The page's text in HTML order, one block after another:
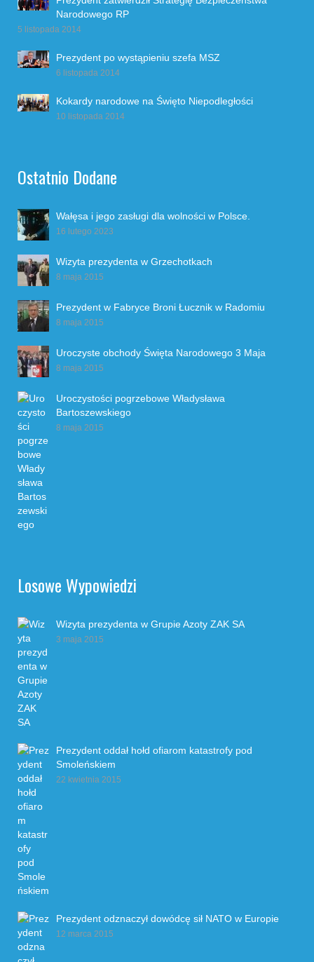
Narodowego RP
5 listopada 2014
Prezydent po wystąpieniu szefa MSZ
6 listopada 2014
Kokardy narodowe na Święto Niepodległości
10 listopada 2014
Ostatnio Dodane
Wałęsa i jego zasługi dla wolności w Polsce.
16 lutego 2023
Wizyta prezydenta w Grzechotkach
8 maja 2015
Prezydent w Fabryce Broni Łucznik w Radomiu
8 maja 2015
Uroczyste obchody Święta Narodowego 3 Maja
8 maja 2015
Uroczystości pogrzebowe Władysława
Bartoszewskiego
8 maja 2015
Losowe Wypowiedzi
Wizyta prezydenta w Grupie Azoty ZAK SA
3 maja 2015
Prezydent oddał hołd ofiarom katastrofy pod
Smoleńskiem
22 kwietnia 2015
Prezydent odznaczył dowódcę sił NATO w Europie
12 marca 2015